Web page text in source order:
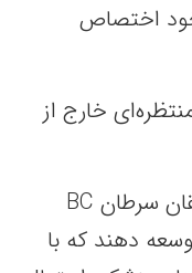
و ۴۶٪ را به خود اختصاص
خارج از
دانشگاه بریتیش کلمبیا و محققان سرطان BC
دهند که با